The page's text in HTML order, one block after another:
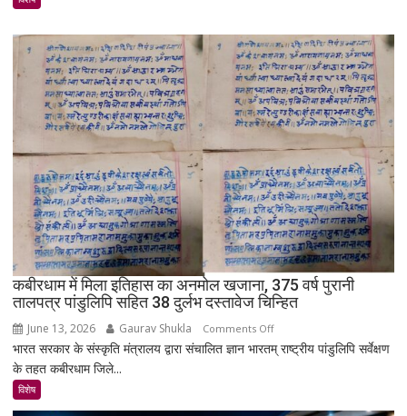
गाँव!
200
साल
बाद
भी
क्यों
बसा
राजस्थान
का
सबसे
रहस्यमयी
गांव?
कबीरधाम में मिला इतिहास का अनमोल खजाना, 375 वर्ष पुरानी
तालपत्र पांडुलिपि सहित 38 दुर्लभ दस्तावेज चिन्हित
June 13, 2026 Gaurav Shukla Comments Offon
कबीरधाम
भारत सरकार के संस्कृति मंत्रालय द्वारा संचालित ज्ञान भारतम् राष्ट्रीय पांडुलिपि सर्वेक्षण
के तहत कबीरधाम जिले...
विशेष